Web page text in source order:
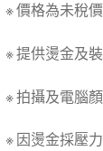
※ 價格為未稅
※ 提供燙金及
※ 拍攝及電腦
※ 因燙金採壓